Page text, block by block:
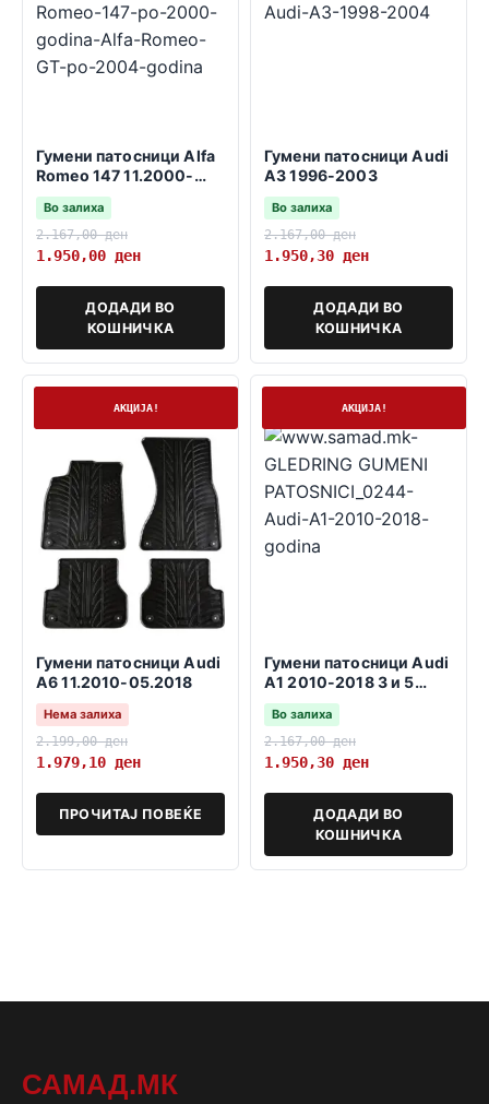
Гумени патосници Alfa
Romeo 147 11.2000-
03.2010
Во залиха
2.167,00ден
1.950,00 ден
ДОДАДИ ВО
КОШНИЧКА
Гумени патосници Audi
A3 1996-2003
Во залиха
2.167,00ден
1.950,30 ден
ДОДАДИ ВО
КОШНИЧКА
Нема залихаАКЦИЈА!
Гумени патосници Audi
A6 11.2010-05.2018
Нема залиха
2.199,00ден
1.979,10 ден
ПРОЧИТАЈ ПОВЕЌЕ
АКЦИЈА!
Гумени патосници Audi
A1 2010-2018 3 и 5
врати sportback
Во залиха
2.167,00ден
1.950,30 ден
ДОДАДИ ВО
КОШНИЧКА
САМАД.МК